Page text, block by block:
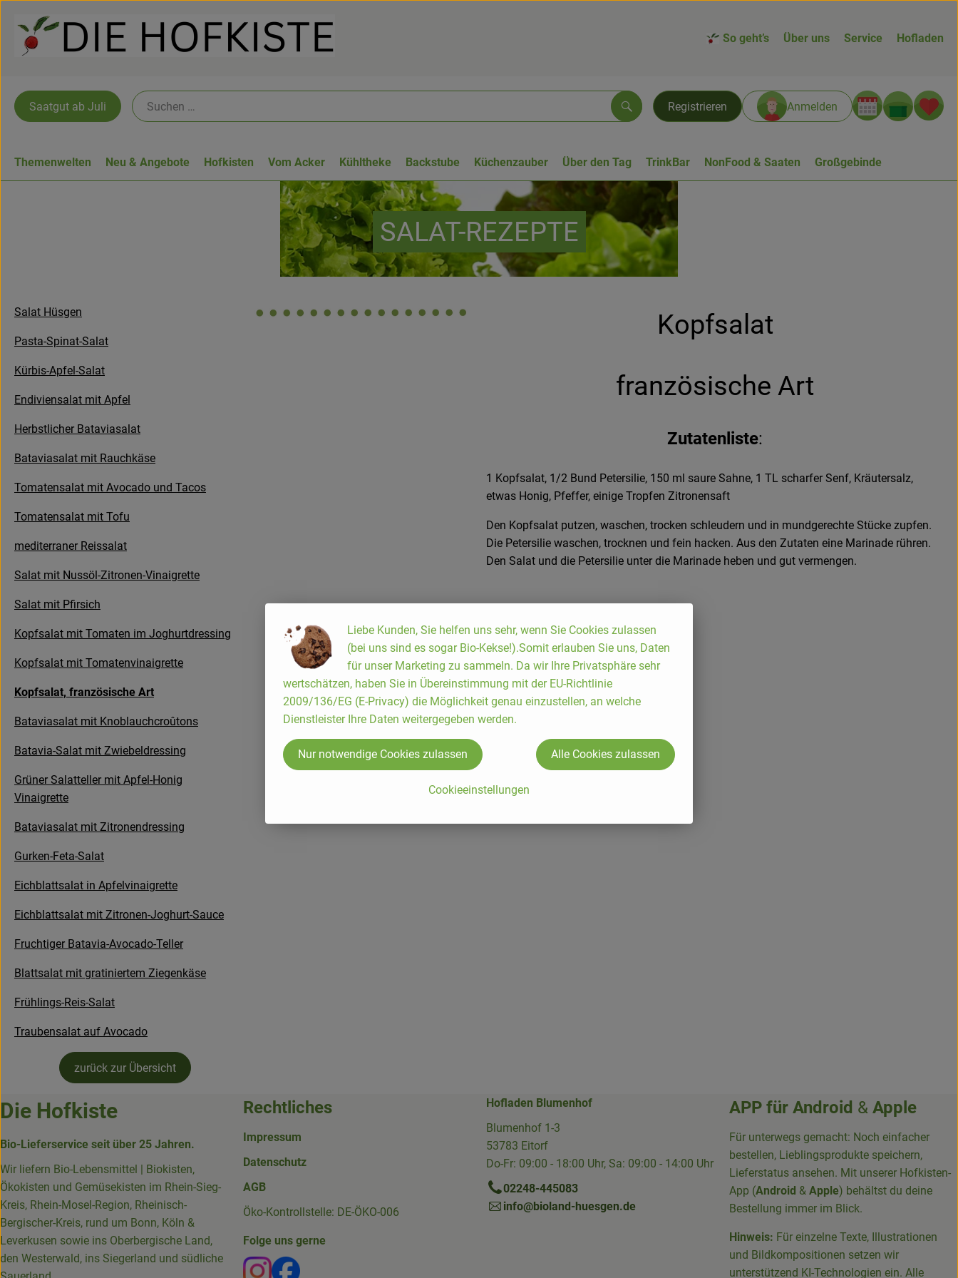
So geht’s Über uns Service Hofladen
Registrieren Anmelden
Suchen
Saatgut ab Juli
Themenwelten Neu & Angebote Hofkisten Vom Acker Kühltheke Backstube Küchenzauber Über den Tag TrinkBar NonFood & Saaten Großgebinde
SALAT-REZEPTE
Salat Hüsgen
Pasta-Spinat-Salat
Kürbis-Apfel-Salat
Endiviensalat mit Apfel
Herbstlicher Bataviasalat
Bataviasalat mit Rauchkäse
Tomatensalat mit Avocado und Tacos
Tomatensalat mit Tofu
mediterraner Reissalat
Salat mit Nussöl-Zitronen-Vinaigrette
Salat mit Pfirsich
Kopfsalat mit Tomaten im Joghurtdressing
Kopfsalat mit Tomatenvinaigrette
Kopfsalat, französische Art
Bataviasalat mit Knoblauchcroûtons
Batavia-Salat mit Zwiebeldressing
Grüner Salatteller mit Apfel-Honig
Vinaigrette
Bataviasalat mit Zitronendressing
Gurken-Feta-Salat
Eichblattsalat in Apfelvinaigrette
Eichblattsalat mit Zitronen-Joghurt-Sauce
Fruchtiger Batavia-Avocado-Teller
Blattsalat mit gratiniertem Ziegenkäse
Frühlings-Reis-Salat
Traubensalat auf Avocado
zurück zur Übersicht
Kopfsalat
französische Art
Zutatenliste:
1 Kopfsalat, 1/2 Bund Petersilie, 150 ml saure Sahne, 1 TL scharfer Senf, Kräutersalz,
etwas Honig, Pfeffer, einige Tropfen Zitronensaft
Den Kopfsalat putzen, waschen, trocken schleudern und in mundgerechte Stücke zupfen.
Die Petersilie waschen, trocknen und fein hacken. Aus den Zutaten eine Marinade rühren.
Den Salat und die Petersilie unter die Marinade heben und gut vermengen.
Die Hofkiste
Bio-Lieferservice seit über 25 Jahren.
Wir liefern Bio-Lebensmittel | Biokisten,
Ökokisten und Gemüsekisten im Rhein-Sieg-
Kreis, Rhein-Mosel-Region, Rheinisch-
Bergischer-Kreis, rund um Bonn, Köln &
Leverkusen sowie ins Oberbergische Land,
den Westerwald, ins Siegerland und südliche
Rechtliches
Impressum
Datenschutz
AGB
Öko-Kontrollstelle: DE-ÖKO-006
Folge uns gerne
Externer Link zu https://www.instagram.com/die.hofkiste/
Externer Link zu https://www.facebook.com/p/Die-Hofkiste-Rhein-Sieg-Kreis-100094715007395/
Hofladen Blumenhof
Blumenhof 1-3
53783 Eitorf
Do-Fr: 09:00 - 18:00 Uhr, Sa: 09:00 - 14:00 Uhr
02248-445083
info@bioland-huesgen.de
APP für Android & Apple
Für unterwegs gemacht: Noch einfacher
bestellen, Lieblingsprodukte speichern,
Lieferstatus ansehen. Mit unserer Hofkisten-
App (Android & Apple) behältst du deine
Bestellung immer im Blick.
Hinweis: Für einzelne Texte, Illustrationen
und Bildkompositionen setzen wir
unterstützend KI-Technologien ein. Alle
Liebe Kunden, Sie helfen uns sehr, wenn Sie Cookies zulassen
(bei uns sind es sogar Bio-Kekse!).Somit erlauben Sie uns, Daten
für unser Marketing zu sammeln. Da wir Ihre Privatsphäre sehr
wertschätzen, haben Sie in Übereinstimmung mit der EU-Richtlinie
2009/136/EG (E-Privacy) die Möglichkeit genau einzustellen, an welche
Dienstleister Ihre Daten weitergegeben werden.
Cookieeinstellungen
Nur notwendige Cookies zulassen Alle Cookies zulassen